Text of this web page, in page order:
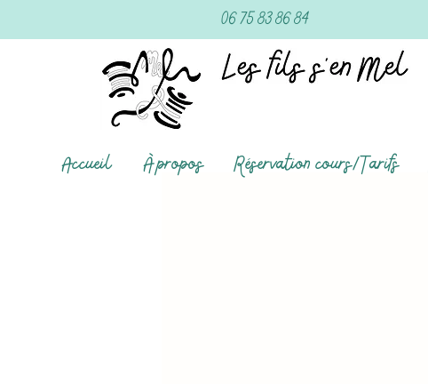
06 75 83 86 84
Accueil À propos Réservation cours/Tarifs